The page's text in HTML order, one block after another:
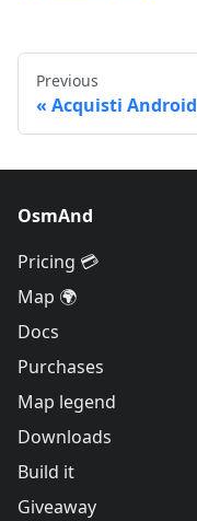
Previous
Acquisti Android
OsmAnd
Pricing 💳
Map 🌍
Docs
Purchases
Map legend
Downloads
Build it
Giveaway